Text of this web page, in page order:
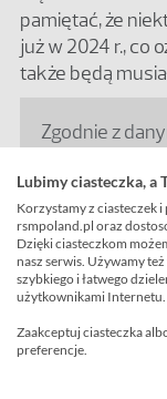
pamiętać, że
już w 2024 r., co
także będą
Zgodnie z
w zakresie
będą
do
jedynie
polską
Lubimy ciasteczka, a
Korzystamy z ciasteczek
rsmpoland.pl oraz
Dzięki ciasteczkom
nasz serwis. Używamy
szybkiego i łatwego
użytkownikami Internetu.
Zaakceptuj ciasteczka
preferencje.